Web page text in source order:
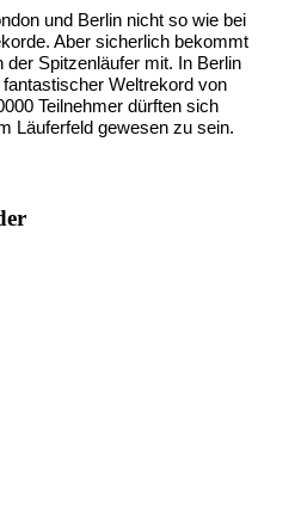
und Berlin nicht so wie bei
Aber sicherlich bekommt
Spitzenläufer mit. In Berlin
Weltrekord von
Teilnehmer dürften sich
Läuferfeld gewesen zu sein.